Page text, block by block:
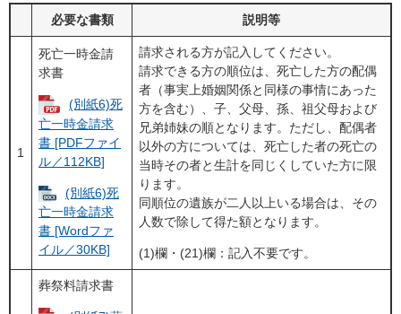
必要な書類 説明等
1
死亡一時金請
求書
(別紙6)死
亡一時金請求
書 [PDFファイ
ル／112KB]
(別紙6)死
亡一時金請求
書 [Wordファ
イル／30KB]
請求される方が記入してください。
請求できる方の順位は、死亡した方の配偶
者（事実上婚姻関係と同様の事情にあった
方を含む）、子、父母、孫、祖父母および
兄弟姉妹の順となります。ただし、配偶者
以外の方については、死亡した者の死亡の
当時その者と生計を同じくしていた方に限
ります。
同順位の遺族が二人以上いる場合は、その
人数で除して得た額となります。
(1)欄・(21)欄：記入不要です。
葬祭料請求書